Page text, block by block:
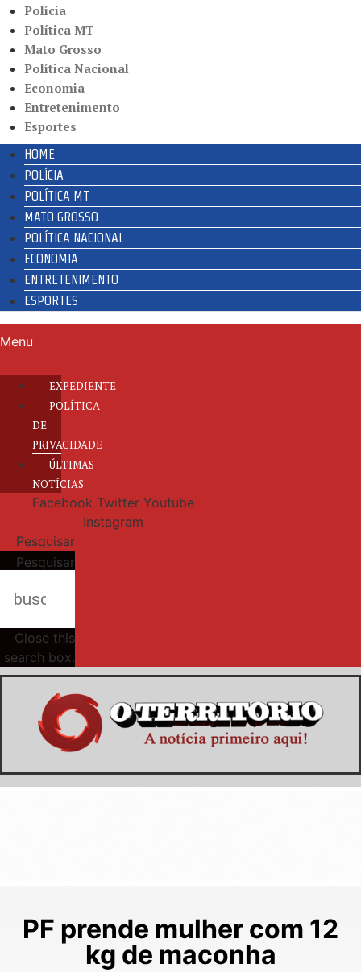
Polícia
Política MT
Mato Grosso
Política Nacional
Economia
Entretenimento
Esportes
HOME
POLÍCIA
POLÍTICA MT
MATO GROSSO
POLÍTICA NACIONAL
ECONOMIA
ENTRETENIMENTO
ESPORTES
Menu
EXPEDIENTE
POLÍTICA
DE
PRIVACIDADE
ÚLTIMAS
NOTÍCIAS
Facebook Twitter Youtube
Instagram
Pesquisar
Pesquisar
Close this
search box.
PF prende mulher com 12
kg de maconha